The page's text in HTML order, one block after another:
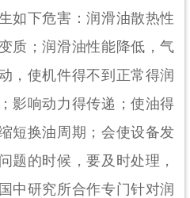
如下危害：润滑油散热性
质；润滑油性能降低，气
，使机件得不到正常得润
影响动力得传递；使油得
短换油周期；会使设备发
题的时候，要及时处理，
中研究所合作专门针对润